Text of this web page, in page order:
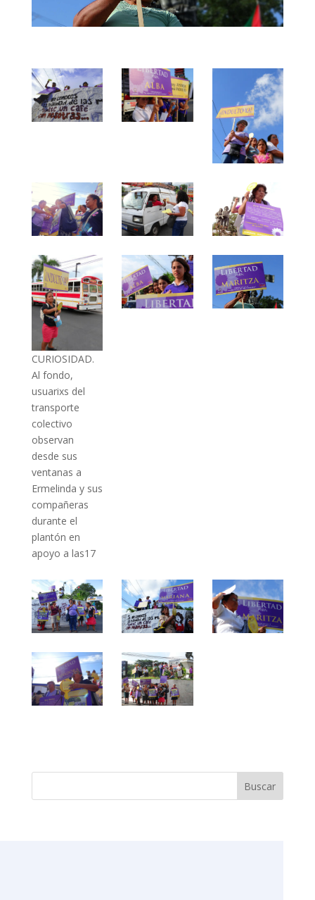
CURIOSIDAD.
Al fondo,
usuarixs del
transporte
colectivo
observan
desde sus
ventanas a
Ermelinda y sus
compañeras
durante el
plantón en
apoyo a las17